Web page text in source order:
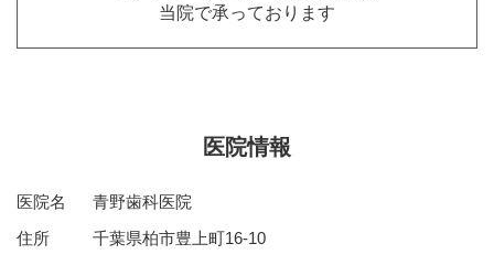
当院で承っております
医院情報
医院名
青野歯科医院
住所
千葉県柏市豊上町16-10